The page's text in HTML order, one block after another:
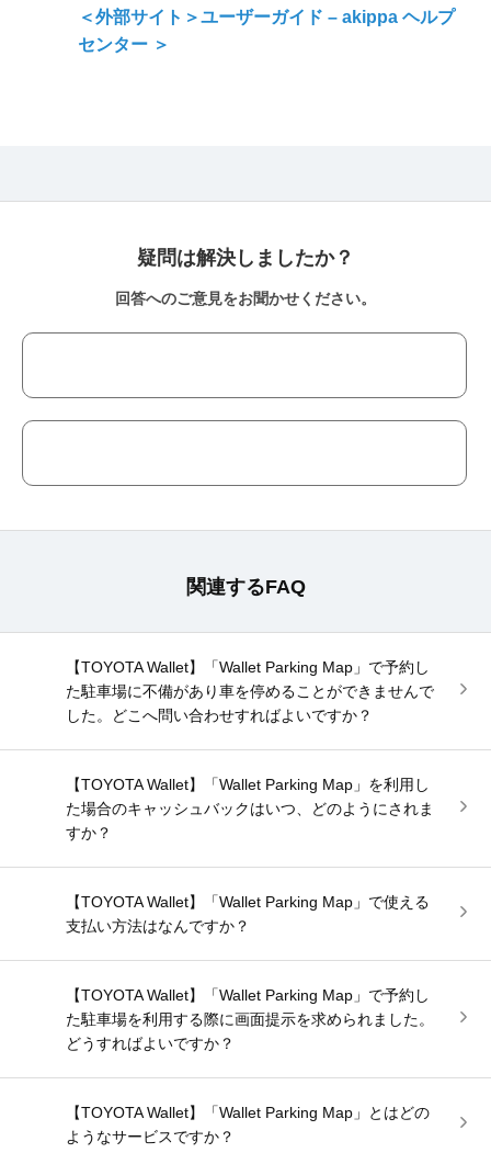
＜外部サイト＞ユーザーガイド – akippa ヘルプ
センター ＞
疑問は解決しましたか？
回答へのご意見をお聞かせください。
関連するFAQ
【TOYOTA Wallet】「Wallet Parking Map」で予約し
た駐車場に不備があり車を停めることができませんで
した。どこへ問い合わせすればよいですか？
【TOYOTA Wallet】「Wallet Parking Map」を利用し
た場合のキャッシュバックはいつ、どのようにされま
すか？
【TOYOTA Wallet】「Wallet Parking Map」で使える
支払い方法はなんですか？
【TOYOTA Wallet】「Wallet Parking Map」で予約し
た駐車場を利用する際に画面提示を求められました。
どうすればよいですか？
【TOYOTA Wallet】「Wallet Parking Map」とはどの
ようなサービスですか？